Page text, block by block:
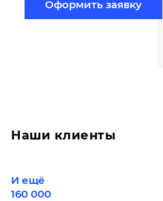
Оформить заявку
Наши клиенты
И ещё
160 000